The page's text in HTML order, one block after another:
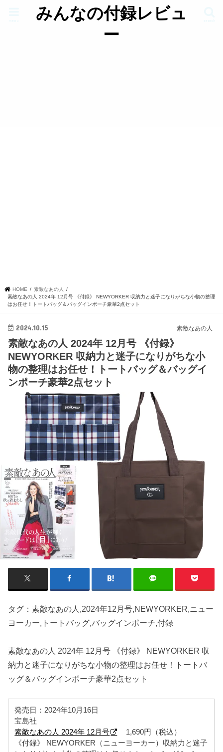
みんなの付録レビュ
ー
HOME
素敵なあの人
素敵なあの人 2024年 12月号 《付録》 NEWYORKER 収納力と迷子になりがちな小物の整理
はお任せ！トートバッグ＆バッグインポーチ豪華2点セット
素敵なあの人
2024.10.15
素敵なあの人 2024年 12月号 《付録》
NEWYORKER 収納力と迷子になりがちな小
物の整理はお任せ！トートバッグ＆バッグイ
ンポーチ豪華2点セット
タグ：素敵なあの人,2024年12月号,NEWYORKER,ニュー
ヨーカー,トートバッグ,バッグインポーチ,付録
素敵なあの人 2024年 12月号 《付録》 NEWYORKER 収
納力と迷子になりがちな小物の整理はお任せ！トートバ
ッグ＆バッグインポーチ豪華2点セット
発売日：2024年10月16日
宝島社
素敵なあの人 2024年 12月号
1,690円（税込）
《付録》 NEWYORKER（ニューヨーカー）収納力と迷子